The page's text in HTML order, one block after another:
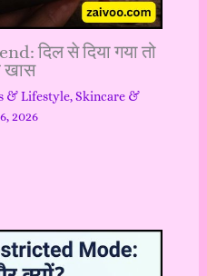
दिल से दिया गया तो
खास
& Lifestyle,Skincare &
2026